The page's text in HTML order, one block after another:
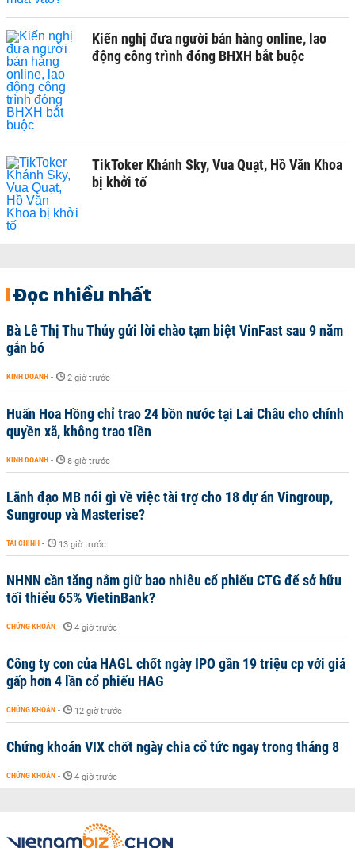
Kiến nghị đưa người bán hàng online, lao
động công trình đóng BHXH bắt buộc
TikToker Khánh Sky, Vua Quạt, Hồ Văn Khoa
bị khởi tố
Đọc nhiều nhất
Bà Lê Thị Thu Thủy gửi lời chào tạm biệt VinFast sau 9 năm
gắn bó
KINH DOANH - 2 giờ trước
Huấn Hoa Hồng chỉ trao 24 bồn nước tại Lai Châu cho chính
quyền xã, không trao tiền
KINH DOANH - 8 giờ trước
Lãnh đạo MB nói gì về việc tài trợ cho 18 dự án Vingroup,
Sungroup và Masterise?
TÀI CHÍNH - 13 giờ trước
NHNN cần tăng nắm giữ bao nhiêu cổ phiếu CTG để sở hữu
tối thiểu 65% VietinBank?
CHỨNG KHOÁN - 4 giờ trước
Công ty con của HAGL chốt ngày IPO gần 19 triệu cp với giá
gấp hơn 4 lần cổ phiếu HAG
CHỨNG KHOÁN - 12 giờ trước
Chứng khoán VIX chốt ngày chia cổ tức ngay trong tháng 8
CHỨNG KHOÁN - 4 giờ trước